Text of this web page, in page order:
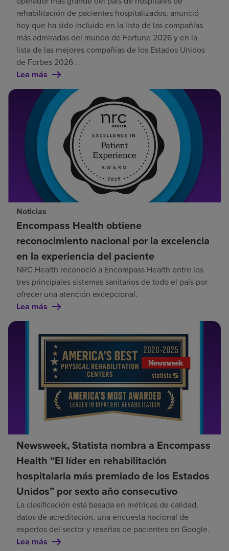
rehabilitación de pacientes hospitalizados, anunció
hoy que ha sido incluido en la lista de las compañías
más admiradas del mundo de Fortune 2026 y en la
lista de las mejores compañías de los Estados Unidos
de Forbes 2026 .
Lea más
Noticias
Encompass Health obtiene
reconocimiento nacional por la excelencia
en la experiencia del paciente
NRC Health reconoció a Encompass Health entre los
tres principales sistemas sanitarios de todo el país por
ofrecer una atención excepcional.
Lea más
Newsweek, Statista nombra a Encompass
Health “El líder en rehabilitación
hospitalaria más premiado de los Estados
Unidos” por sexto año consecutivo
La clasificación está basada en métricas de calidad,
datos de acreditación, una encuesta nacional de
expertos del sector y reseñas de pacientes en Google.
Lea más